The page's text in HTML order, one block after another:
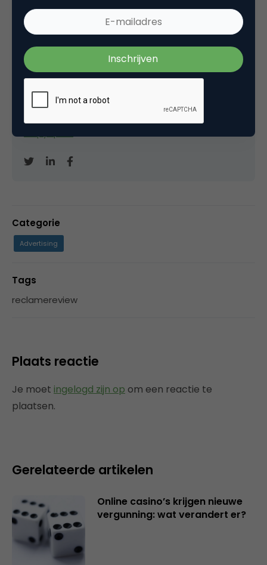
David Brinks
Eigenaar bijHardcopy
Freelance (SEO-)copywriter
Categorie
Advertising
Tags
reclamereview
Plaats reactie
Je moet ingelogd zijn op om een reactie te
plaatsen.
Gerelateerde artikelen
Online casino’s krijgen nieuwe
vergunning: wat verandert er?